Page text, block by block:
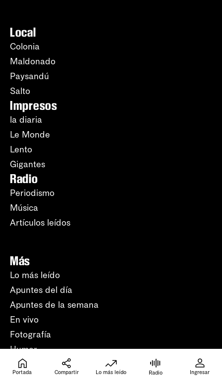
Local
Colonia
Maldonado
Paysandú
Salto
Impresos
la diaria
Le Monde
Lento
Gigantes
Radio
Periodismo
Música
Artículos leídos
Más
Lo más leído
Apuntes del día
Apuntes de la semana
En vivo
Fotografía
Humor
Crucigramas
Portada Compartir Lo más leído Radio Ingresar